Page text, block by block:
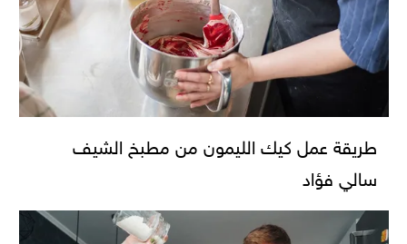
طريقة عمل كيك الليمون من مطبخ الشيف
سالي فؤاد